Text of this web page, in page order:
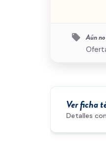
local_offer Aún
Ver ficha
Detalles